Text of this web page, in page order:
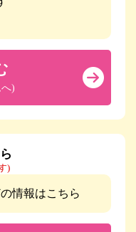
)
)
情報はこちら